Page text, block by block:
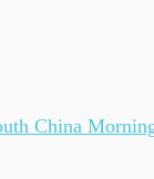
China